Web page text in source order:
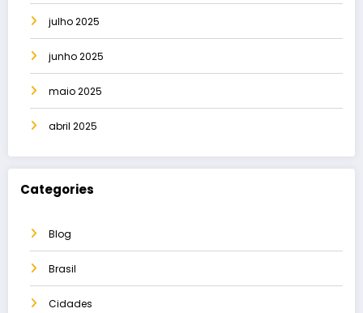
julho 2025
junho 2025
maio 2025
abril 2025
Categories
Blog
Brasil
Cidades